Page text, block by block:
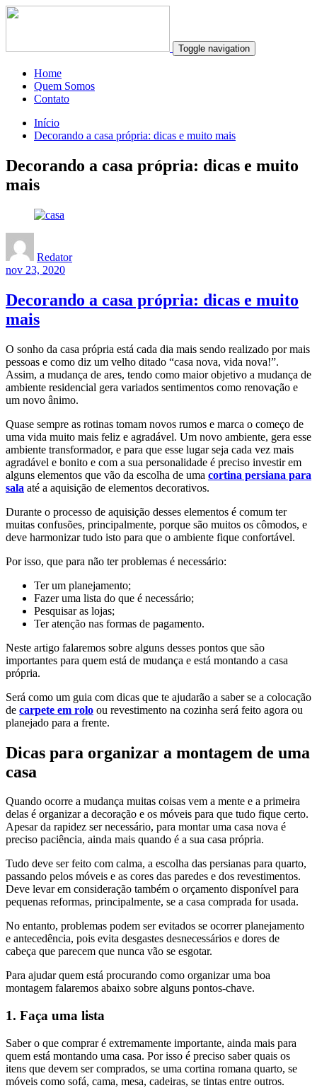
Toggle navigation
Home
Quem Somos
Contato
Início
Decorando a casa própria: dicas e muito mais
Decorando a casa própria: dicas e muito
mais
Redator
nov 23, 2020
Decorando a casa própria: dicas e muito
mais
O sonho da casa própria está cada dia mais sendo realizado por mais
pessoas e como diz um velho ditado “casa nova, vida nova!”.
Assim, a mudança de ares, tendo como maior objetivo a mudança de
ambiente residencial gera variados sentimentos como renovação e
um novo ânimo.
Quase sempre as rotinas tomam novos rumos e marca o começo de
uma vida muito mais feliz e agradável. Um novo ambiente, gera esse
ambiente transformador, e para que esse lugar seja cada vez mais
agradável e bonito e com a sua personalidade é preciso investir em
alguns elementos que vão da escolha de uma cortina persiana para
sala até a aquisição de elementos decorativos.
Durante o processo de aquisição desses elementos é comum ter
muitas confusões, principalmente, porque são muitos os cômodos, e
deve harmonizar tudo isto para que o ambiente fique confortável.
Por isso, que para não ter problemas é necessário:
Ter um planejamento;
Fazer uma lista do que é necessário;
Pesquisar as lojas;
Ter atenção nas formas de pagamento.
Neste artigo falaremos sobre alguns desses pontos que são
importantes para quem está de mudança e está montando a casa
própria.
Será como um guia com dicas que te ajudarão a saber se a colocação
de carpete em rolo ou revestimento na cozinha será feito agora ou
planejado para a frente.
Dicas para organizar a montagem de uma
casa
Quando ocorre a mudança muitas coisas vem a mente e a primeira
delas é organizar a decoração e os móveis para que tudo fique certo.
Apesar da rapidez ser necessário, para montar uma casa nova é
preciso paciência, ainda mais quando é a sua casa própria.
Tudo deve ser feito com calma, a escolha das persianas para quarto,
passando pelos móveis e as cores das paredes e dos revestimentos.
Deve levar em consideração também o orçamento disponível para
pequenas reformas, principalmente, se a casa comprada for usada.
No entanto, problemas podem ser evitados se ocorrer planejamento
e antecedência, pois evita desgastes desnecessários e dores de
cabeça que parecem que nunca vão se esgotar.
Para ajudar quem está procurando como organizar uma boa
montagem falaremos abaixo sobre alguns pontos-chave.
1. Faça uma lista
Saber o que comprar é extremamente importante, ainda mais para
quem está montando uma casa. Por isso é preciso saber quais os
itens que devem ser comprados, se uma cortina romana quarto, se
móveis como sofá, cama, mesa, cadeiras, se tintas entre outros.